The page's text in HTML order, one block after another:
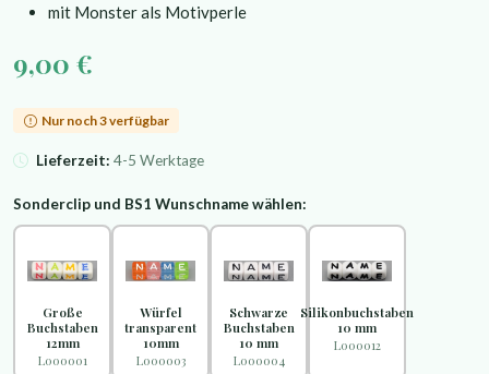
mit Monster als Motivperle
9,00 €
Nur noch 3 verfügbar
Lieferzeit: 4-5 Werktage
Sonderclip und BS1 Wunschname wählen:
Große
Buchstaben
12mm
L000001
Würfel
transparent
10mm
L000003
Schwarze
Buchstaben
10 mm
L000004
Silikonbuchstaben
10 mm
L000012